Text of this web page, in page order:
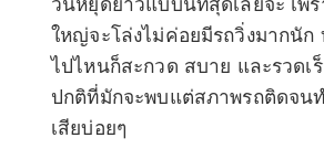
วันหยุดยาวแบบนี้ที่สุดเลยจ้ะ เพ
ใหญ่จะโล่งไม่ค่อยมีรถวิ่งมากนัก
ไปไหนก็สะกวด สบาย และรวดเ
ปกติที่มักจะพบแต่สภาพรถติดจน
เสียบ่อยๆ